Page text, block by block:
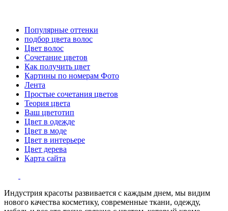
Популярные оттенки
подбор цвета волос
Цвет волос
Сочетание цветов
Как получить цвет
Картины по номерам Фото
Лента
Простые сочетания цветов
Теория цвета
Ваш цветотип
Цвет в одежде
Цвет в моде
Цвет в интерьере
Цвет дерева
Карта сайта
Индустрия красоты развивается с каждым днем, мы видим
нового качества косметику, современные ткани, одежду,